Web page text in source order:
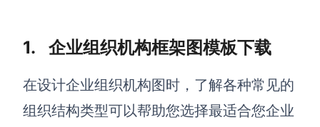
ER图
UML图
数据流图
1. 企业组织机构框架图模板下载
在设计企业组织机构图时，了解各种常见的
组织结构类型可以帮助您选择最适合您企业